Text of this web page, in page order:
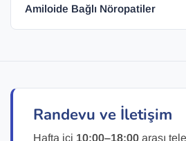
Amiloide Bağlı Nöropatiler
Randevu ve İletişim
Hafta içi 10:00–18:00arası